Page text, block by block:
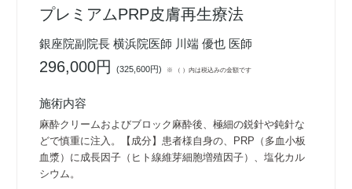
プレミアムPRP皮膚再生療法
銀座院副院長 横浜院医師 川端 優也 医師
296,000円(325,600円) ※ （ ）内は税込みの金額です
施術内容
麻酔クリームおよびブロック麻酔後、極細の鋭針や鈍針な
どで慎重に注入。【成分】患者様自身の、PRP（多血小板
血漿）に成長因子（ヒト線維芽細胞増殖因子）、塩化カル
シウム。